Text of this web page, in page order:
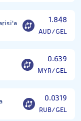
1.848
AUD/GEL
0.639
MYR/GEL
0.0319
RUB/GEL